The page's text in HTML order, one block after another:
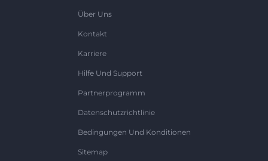
Über Uns
Kontakt
Karriere
Hilfe Und Support
Partnerprogramm
Datenschutzrichtlinie
Bedingungen Und Konditionen
Sitemap